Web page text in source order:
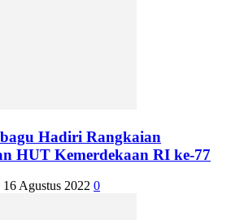
Hadiri Rangkaian
HUT Kemerdekaan RI ke-77
16 Agustus 2022 0